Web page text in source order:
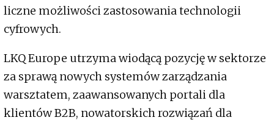
liczne możliwości zastosowania technologii
cyfrowych.
LKQ Europe utrzyma wiodącą pozycję w sektorze
za sprawą nowych systemów zarządzania
warsztatem, zaawansowanych portali dla
klientów B2B, nowatorskich rozwiązań dla